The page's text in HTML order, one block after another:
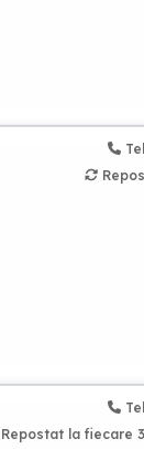
Repostat la fiecare